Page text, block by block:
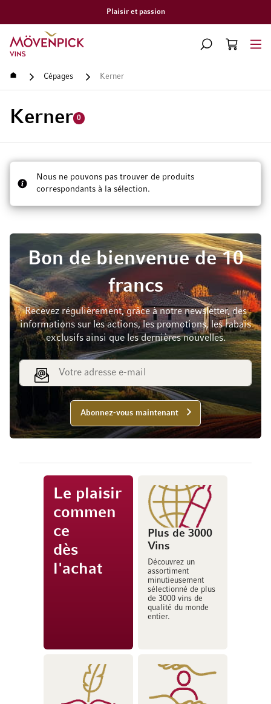
Aller à la page d'accueil
CHERCHERPANIER
Accueil Cépages Kerner
Kerner 0
Nous ne pouvons pas trouver de produits
correspondants à la sélection.
Bon de bienvenue de 10
francs
Recevez régulièrement, grâce à notre newsletter, des
informations sur les actions, les promotions, les rabais
exclusifs ainsi que les dernières nouvelles.
Adresse e-mail
Abonnez-vous maintenant
Le plaisir
commen
ce
dès
l'achat
Plus de 3000
Vins
Découvrez un
assortiment
minutieusement
sélectionné de plus
de 3000 vins de
qualité du monde
entier.